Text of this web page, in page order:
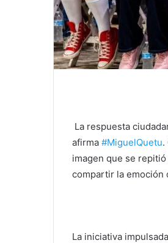
La respuesta
afirma #MiguelQuetu.
imagen que se
compartir la emoción
La iniciativa